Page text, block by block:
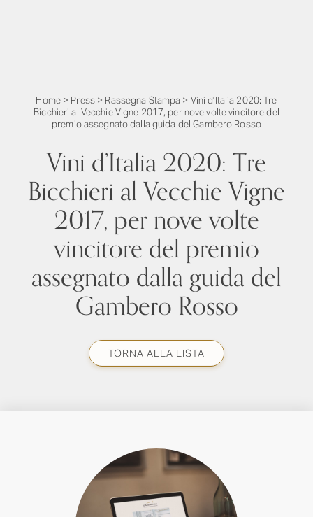
Home> Press> Rassegna Stampa > Vini d’Italia 2020: Tre
Bicchieri al Vecchie Vigne 2017, per nove volte vincitore del
premio assegnato dalla guida del Gambero Rosso
Vini d’Italia 2020: Tre
Bicchieri al Vecchie Vigne
2017, per nove volte
vincitore del premio
assegnato dalla guida del
Gambero Rosso
TORNA ALLA LISTA